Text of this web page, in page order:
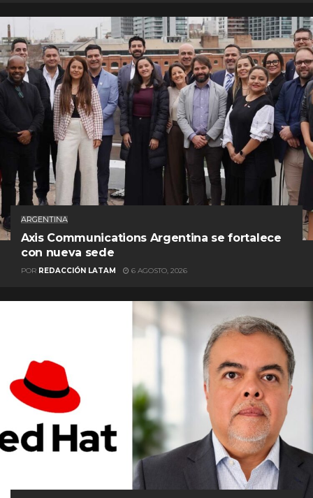
ARGENTINA
Axis Communications Argentina se fortalece
con nueva sede
POR REDACCIÓN LATAM 6 AGOSTO, 2026